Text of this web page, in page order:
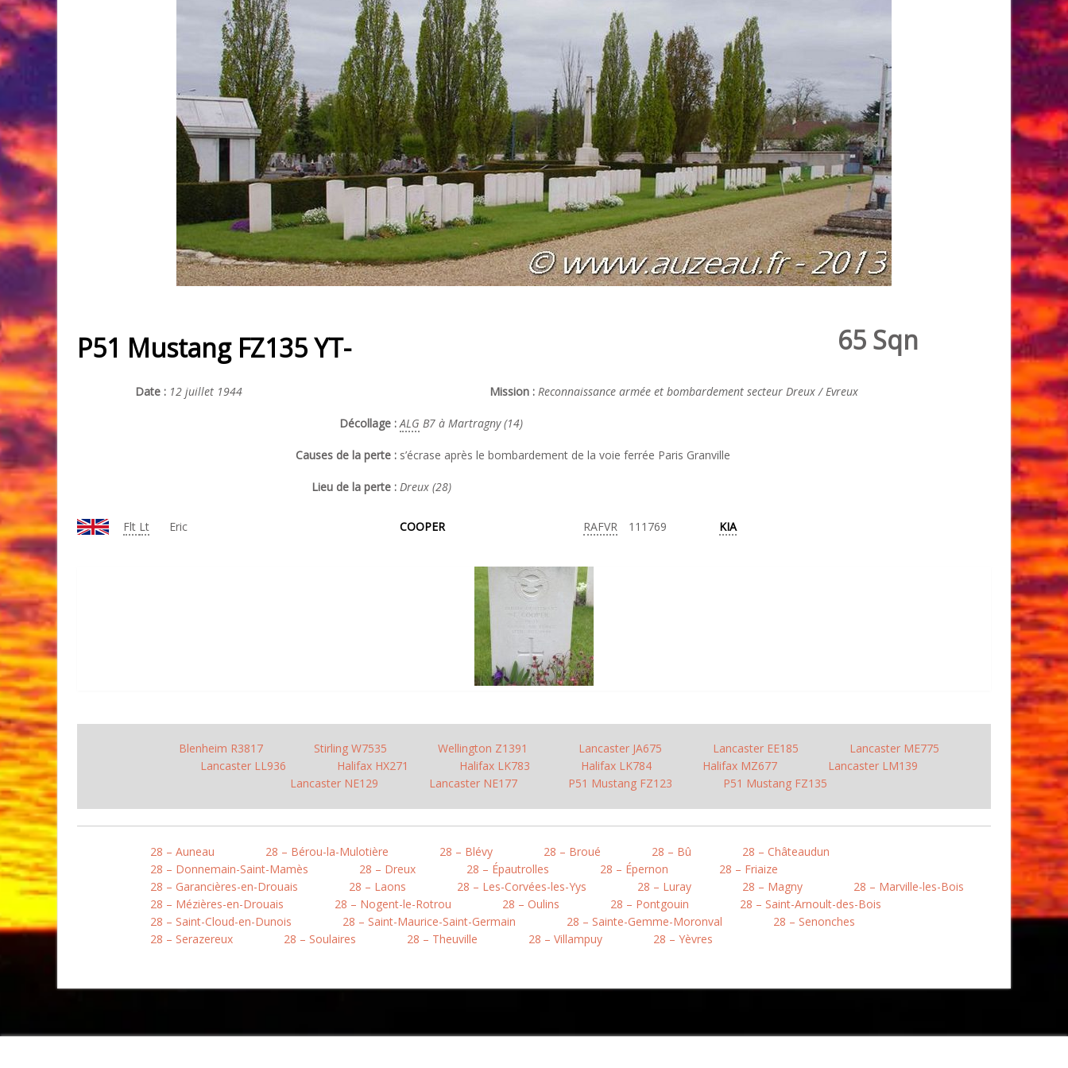
P51 Mustang FZ135 YT- 65 Sqn
Date : 12 juillet 1944 Mission : Reconnaissance armée et bombardement secteur Dreux / Evreux
Décollage :ALG B7 à Martragny (14)
Causes de la perte : s’écrase après le bombardement de la voie ferrée Paris Granville
Lieu de la perte : Dreux (28)
Flt Lt Eric COOPER RAFVR 111769 KIA
Blenheim R3817 Stirling W7535 Wellington Z1391 Lancaster JA675 Lancaster EE185
Lancaster ME775
Lancaster LL936
Halifax HX271 Halifax LK783 Halifax LK784 Halifax MZ677
Lancaster LM139
Lancaster NE129
Lancaster NE177 P51 Mustang FZ123 P51 Mustang FZ135
28 – Auneau 28 – Bérou-la-Mulotière 28 – Blévy 28 – Broué 28 – Bû
28 – Châteaudun
28 – Donnemain-Saint-Mamès
28 – Dreux 28 – Épautrolles 28 – Épernon
28 – Friaize
28 – Garancières-en-Drouais
28 – Laons 28 – Les-Corvées-les-Yys 28 – Luray 28 – Magny
28 – Marville-les-Bois
28 – Mézières-en-Drouais
28 – Nogent-le-Rotrou 28 – Oulins 28 – Pontgouin
28 – Saint-Arnoult-des-Bois
28 – Saint-Cloud-en-Dunois
28 – Saint-Maurice-Saint-Germain 28 – Sainte-Gemme-Moronval
28 – Senonches
28 – Serazereux
28 – Soulaires 28 – Theuville 28 – Villampuy 28 – Yèvres